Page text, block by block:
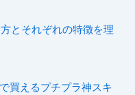
とそれぞれの特徴を理
買えるプチプラ神スキ